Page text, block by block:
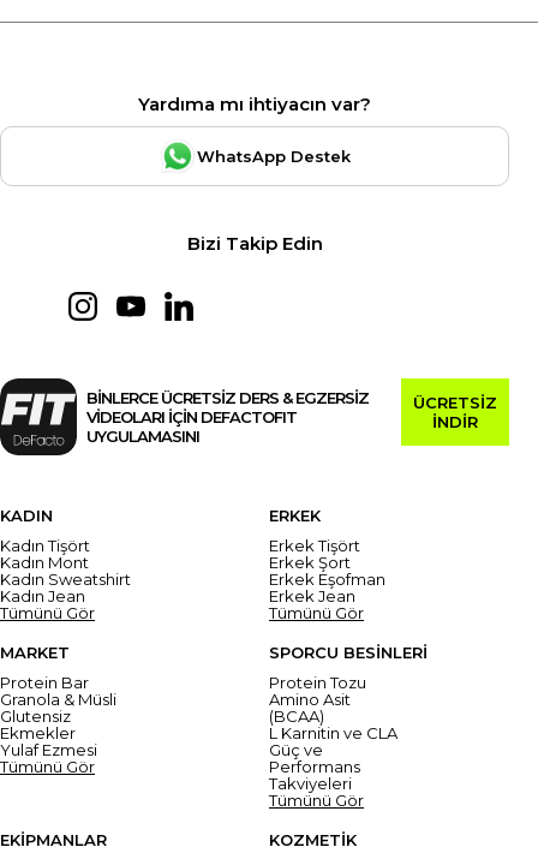
Yardıma mı ihtiyacın var?
WhatsApp Destek
Bizi Takip Edin
BİNLERCE ÜCRETSİZ DERS & EGZERSİZ
VİDEOLARI İÇİN DEFACTOFIT
UYGULAMASINI
ÜCRETSİZ
İNDİR
KADIN
Kadın Tişört
Kadın Mont
Kadın Sweatshirt
Kadın Jean
Tümünü Gör
ERKEK
Erkek Tişört
Erkek Şort
Erkek Eşofman
Erkek Jean
Tümünü Gör
MARKET
Protein Bar
Granola & Müsli
Glutensiz
Ekmekler
Yulaf Ezmesi
Tümünü Gör
SPORCU BESİNLERİ
Protein Tozu
Amino Asit
(BCAA)
L Karnitin ve CLA
Güç ve
Performans
Takviyeleri
Tümünü Gör
EKİPMANLAR
KOZMETİK